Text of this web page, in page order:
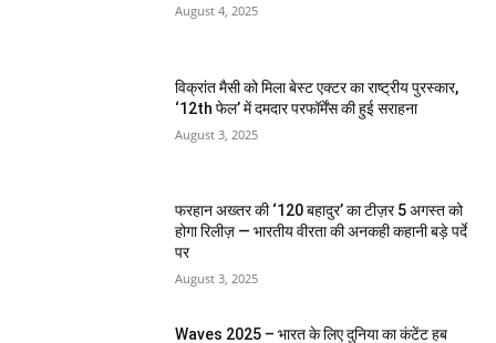
August 4, 2025
विक्रांत मैसी को मिला बेस्ट एक्टर का राष्ट्रीय पुरस्कार,
‘12th फेल’ में दमदार परफॉर्मेंस की हुई सराहना
August 3, 2025
फरहान अख्तर की ‘120 बहादुर’ का टीज़र 5 अगस्त को
होगा रिलीज़ — भारतीय वीरता की अनकही कहानी बड़े पर्दे
पर
August 3, 2025
Waves 2025 – भारत के लिए दुनिया का कंटेंट हब